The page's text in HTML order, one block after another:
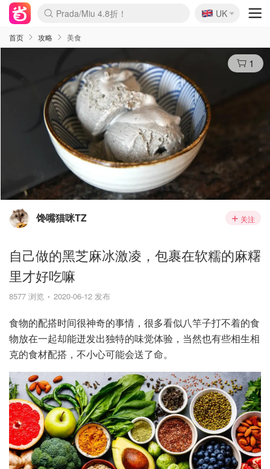
麦卢卡蜂蜜夏促！个位数！
Prada/Miu 4.8折！
啥？必胜客披萨5折！
🇬🇧
UK
首页 攻略 美食
1
馋嘴猫咪TZ 关注
自己做的黑芝麻冰激凌，包裹在软糯的麻糬
里才好吃嘛
8577 浏览 2020-06-12 发布
食物的配搭时间很神奇的事情，很多看似八竿子打不着的食
物放在一起却能迸发出独特的味觉体验，当然也有些相生相
克的食材配搭，不小心可能会送了命。